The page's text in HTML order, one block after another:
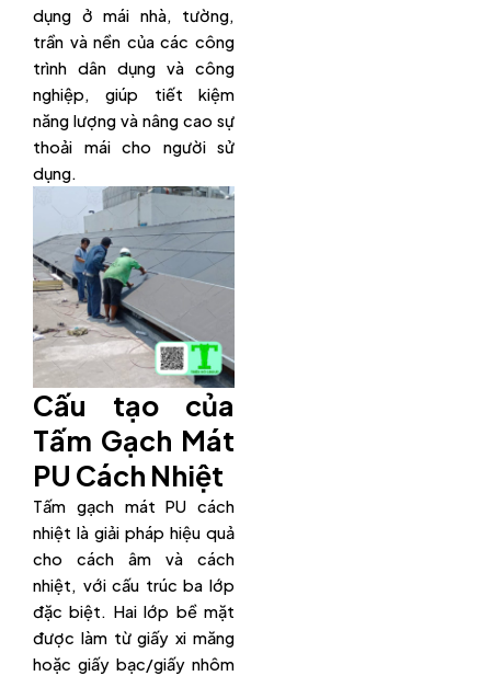
dụng ở mái nhà, tường,
trần và nền của các công
trình dân dụng và công
nghiệp, giúp tiết kiệm
năng lượng và nâng cao sự
thoải mái cho người sử
dụng.
Cấu tạo của
Tấm Gạch Mát
PU Cách Nhiệt
Tấm gạch mát PU cách
nhiệt là giải pháp hiệu quả
cho cách âm và cách
nhiệt, với cấu trúc ba lớp
đặc biệt. Hai lớp bề mặt
được làm từ giấy xi măng
hoặc giấy bạc/giấy nhôm